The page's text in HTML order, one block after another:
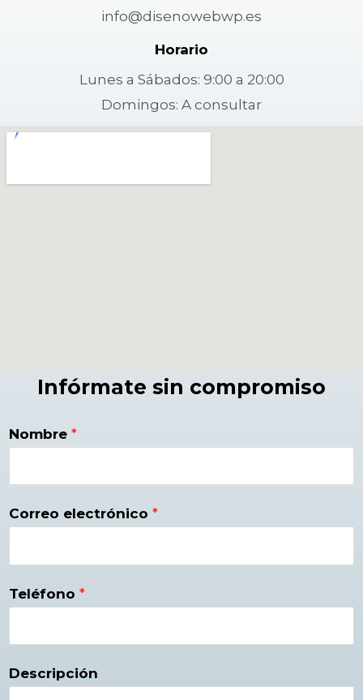
info@disenowebwp.es
Horario
Lunes a Sábados: 9:00 a 20:00
Domingos: A consultar
Infórmate sin compromiso
Nombre *
Correo electrónico *
Teléfono *
Descripción